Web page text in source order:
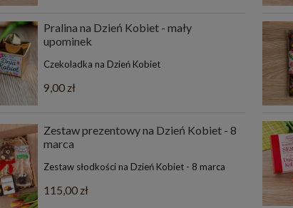
Pralina na Dzień Kobiet - mały
upominek
Czekoladka na Dzień Kobiet
9,00 zł
Zestaw prezentowy na Dzień Kobiet - 8
marca
Zestaw słodkości na Dzień Kobiet - 8 marca
115,00 zł